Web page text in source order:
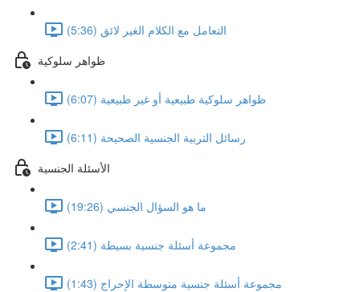
التعامل مع الكلام الغير لائق (5:36)
ظواهر سلوكية
ظواهر سلوكية طبيعية أو غير طبيعية (6:07)
رسائل التربية الجنسية الصحيحة (6:11)
الأسئلة الجنسية
ما هو السؤال الجنسي (19:26)
مجموعة أسئلة جنسية بسيطة (2:41)
مجموعة أسئلة جنسية متوسطة الإحراج (1:43)